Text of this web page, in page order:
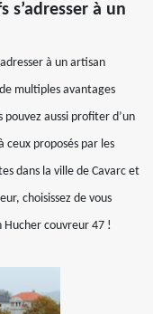
s’adresser à un
à un artisan
multiples avantages
pouvez aussi profiter d’un
ceux proposés par les
dans la ville de Cavarc et
choisissez de vous
couvreur 47 !